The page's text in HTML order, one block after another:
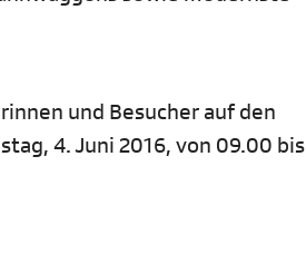
und Besucher auf den
4. Juni 2016, von 09.00 bis